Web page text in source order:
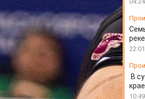
В